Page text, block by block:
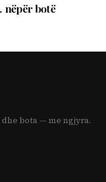
nëpër botë
bota — me ngjyra.